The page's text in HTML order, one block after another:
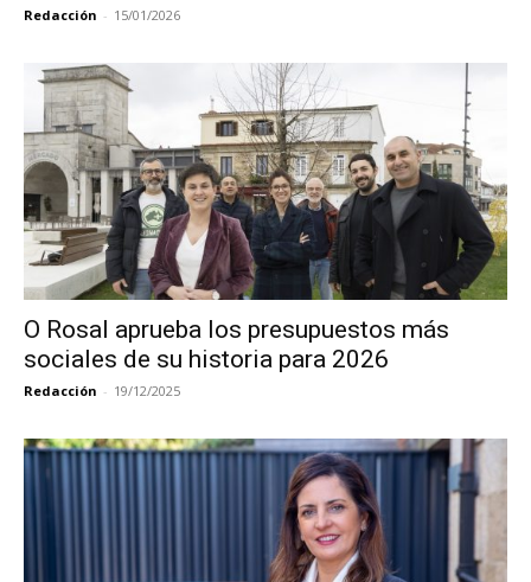
Redacción - 15/01/2026
O Rosal aprueba los presupuestos más
sociales de su historia para 2026
Redacción - 19/12/2025